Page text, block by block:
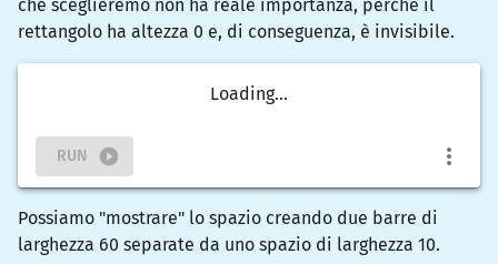
che sceglieremo non ha reale importanza, perché il
rettangolo ha altezza 0 e, di conseguenza, è invisibile.
Loading...
RUN
Possiamo "mostrare" lo spazio creando due barre di
larghezza 60 separate da uno spazio di larghezza 10.